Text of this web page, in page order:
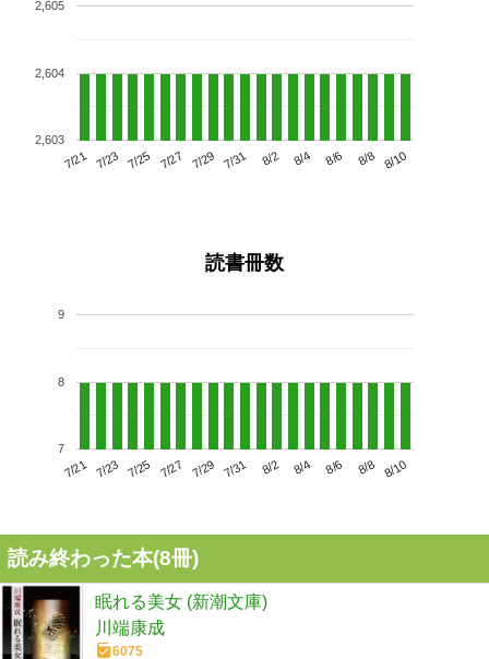
7/21 7/23 7/25 7/27 7/29 7/31 8/2 8/4 8/6 8/8 8/10
2,603
2,604
2,605
読書冊数
7/21 7/23 7/25 7/27 7/29 7/31 8/2 8/4 8/6 8/8 8/10
7
8
9
読み終わった本(8冊)
眠れる美女 (新潮文庫)
川端康成
6075